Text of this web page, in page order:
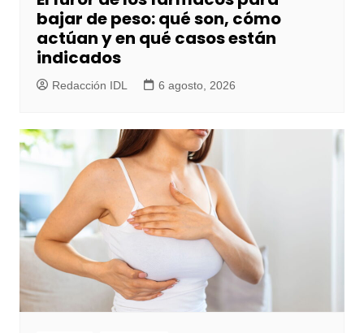
bajar de peso: qué son, cómo
actúan y en qué casos están
indicados
Redacción IDL 6 agosto, 2026